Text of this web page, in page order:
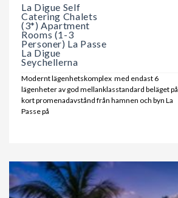
La Digue Self
Catering Chalets
(3*) Apartment
Rooms (1-3
Personer) La Passe
La Digue
Seychellerna
Modernt lägenhetskomplex med endast 6
lägenheter av god mellanklasstandard beläget på
kort promenadavstånd från hamnen och byn La
Passe på